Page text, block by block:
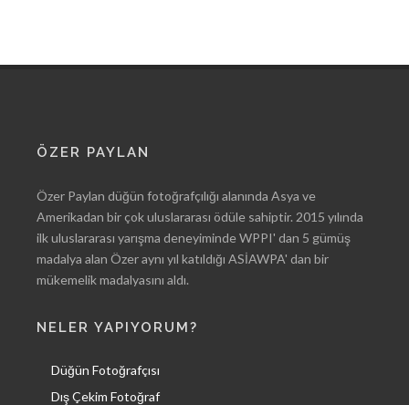
ÖZER PAYLAN
Özer Paylan düğün fotoğrafçılığı alanında Asya ve
Amerikadan bir çok uluslararası ödüle sahiptir. 2015 yılında
ilk uluslararası yarışma deneyiminde WPPI' dan 5 gümüş
madalya alan Özer aynı yıl katıldığı ASİAWPA' dan bir
mükemelik madalyasını aldı.
NELER YAPIYORUM?
Düğün Fotoğrafçısı
Dış Çekim Fotoğraf